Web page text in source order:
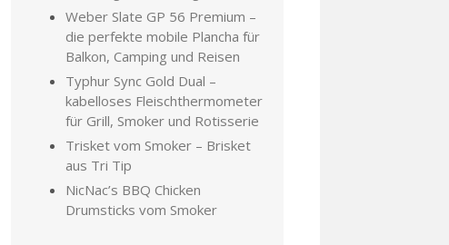
Weber Slate GP 56 Premium –
die perfekte mobile Plancha für
Balkon, Camping und Reisen
Typhur Sync Gold Dual –
kabelloses Fleischthermometer
für Grill, Smoker und Rotisserie
Trisket vom Smoker – Brisket
aus Tri Tip
NicNac’s BBQ Chicken
Drumsticks vom Smoker